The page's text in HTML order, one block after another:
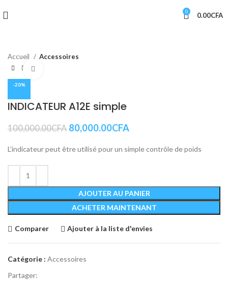
0 0.00CFA
Accueil Accessoires
-20%
INDICATEUR A12E simple
100,000.00CFA 80,000.00CFA
L’indicateur peut être utilisé pour un simple contrôle de poids
AJOUTER AU PANIER
ACHETER MAINTENANT
Comparer Ajouter à la liste d'envies
Catégorie : Accessoires
Partager: